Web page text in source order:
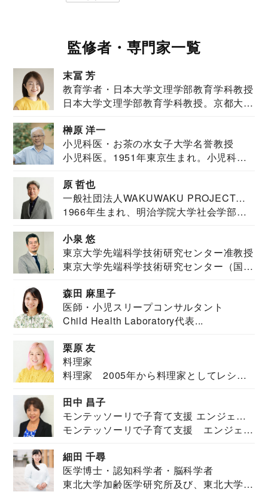
監修者・専門家一覧
末冨 芳
教育学者・日本大学文理学部教育学科教授
日本大学文理学部教育学科教授。京都大学
榊原 洋一
小児科医・お茶の水女子大学名誉教授
小児科医。1951年東京生まれ。小児科
原 哲也
一般社団法人WAKUWAKU PROJECT
JAPAN代表・言語聴覚士・社会福祉士
1966年生まれ、明治学院大学社会学部福
小泉 悠
東京大学先端科学技術研究センター准教授
東京大学先端科学技術研究センター（国際
森田 麻里子
医師・小児スリープコンサルタント
Child Health Laboratory代表...
栗原 友
料理家
料理家 2005年から料理家としてレシピ
田中 昌子
モンテッソーリで子育て支援 エンジェル
ズハウス研究所所長
モンテッソーリで子育て支援 エンジェル
細田 千尋
医学博士・認知科学者・脳科学者
東北大学加齢医学研究所及び、東北大学大